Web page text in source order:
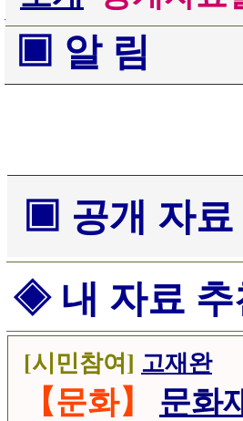
▣ 알 림
▣ 공개 자료
◈ 내 자료 추
[시민참여] 고재완
【문화】
문화